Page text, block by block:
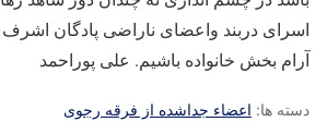
اسرای دربند واعضای ناراضی پادگان اشرف
آرام بخش خانواده باشیم. علی پوراحمد
دسته ها: اعضاء جداشده از فرقه رجوی